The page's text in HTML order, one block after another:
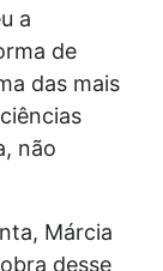
a
de
das mais
não
Márcia
desse